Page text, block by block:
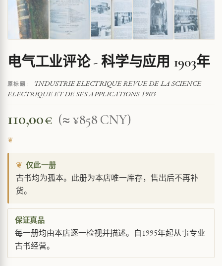
电气工业评论 - 科学与应用 1903年
原标题 :
'INDUSTRIE ELECTRIQUE REVUE DE LA SCIENCE
ELECTRIQUE ET DE SES APPLICATIONS 1903
110,00€ (≈ ¥858 CNY)
❦ 仅此一册
古书均为孤本。此册为本店唯一库存，售出后不再补
货。
保证真品
每一册均由本店逐一检视并描述。自1995年起从事专业
古书经营。